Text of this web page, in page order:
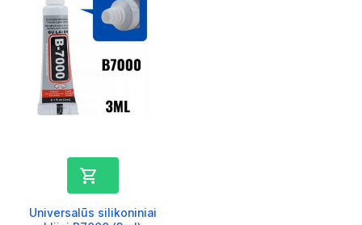

Universalūs silikoniniai